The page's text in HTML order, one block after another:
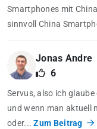
Smartphones mit
sinnvoll China
Jonas Andre
6
Servus, also ich
und wenn man aktuell
oder...Zum Beitrag